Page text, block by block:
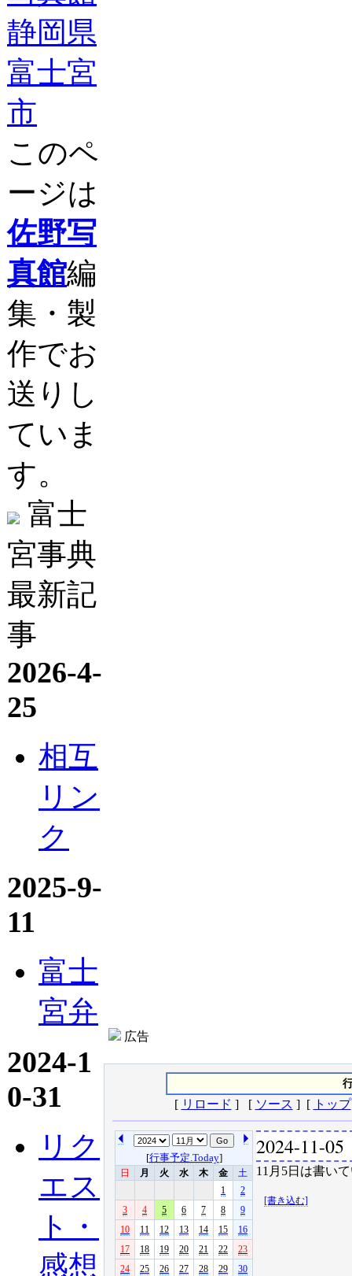
このペ
ージは
佐野写
真館編
集・製
作でお
送りし
ていま
す。
富士
宮事典
最新記
事
2026-4-
25
相互
リン
ク
2025-9-
11
富士
宮弁
2024-1
0-31
リク
エス
ト・
感想
広告
[ リロード ] [ ソース ] [ トップ
[行事予定.Today]
日 月 火 水 木 金
土
1
2
3
4 5 6 7 8
9
10
11 12 13 14 15
16
17
18 19 20 21 22
23
24
25 26 27 28 29 30
2024-11-05
11月5日は書い
[書き込む]